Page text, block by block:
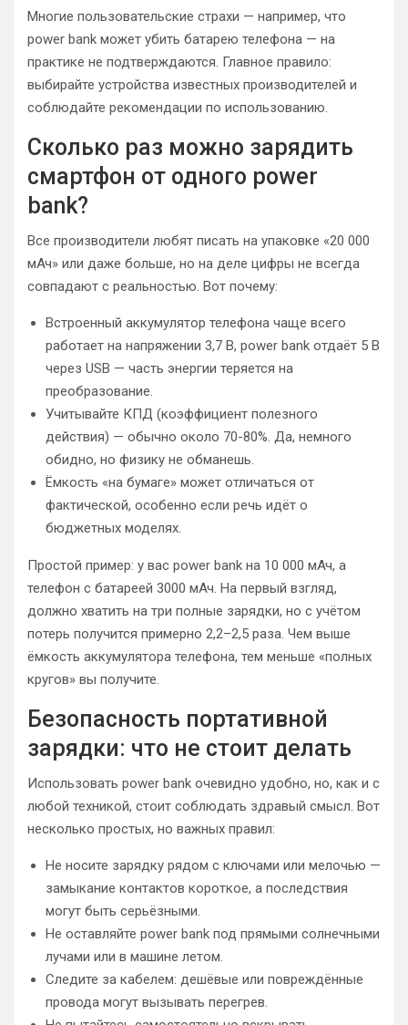
Многие пользовательские страхи — например, что
power bank может убить батарею телефона — на
практике не подтверждаются. Главное правило:
выбирайте устройства известных производителей и
соблюдайте рекомендации по использованию.
Сколько раз можно зарядить
смартфон от одного power
bank?
Все производители любят писать на упаковке «20 000
мАч» или даже больше, но на деле цифры не всегда
совпадают с реальностью. Вот почему:
Встроенный аккумулятор телефона чаще всего
работает на напряжении 3,7 В, power bank отдаёт 5 В
через USB — часть энергии теряется на
преобразование.
Учитывайте КПД (коэффициент полезного
действия) — обычно около 70-80%. Да, немного
обидно, но физику не обманешь.
Ёмкость «на бумаге» может отличаться от
фактической, особенно если речь идёт о
бюджетных моделях.
Простой пример: у вас power bank на 10 000 мАч, а
телефон с батареей 3000 мАч. На первый взгляд,
должно хватить на три полные зарядки, но с учётом
потерь получится примерно 2,2–2,5 раза. Чем выше
ёмкость аккумулятора телефона, тем меньше «полных
кругов» вы получите.
Безопасность портативной
зарядки: что не стоит делать
Использовать power bank очевидно удобно, но, как и с
любой техникой, стоит соблюдать здравый смысл. Вот
несколько простых, но важных правил:
Не носите зарядку рядом с ключами или мелочью —
замыкание контактов короткое, а последствия
могут быть серьёзными.
Не оставляйте power bank под прямыми солнечными
лучами или в машине летом.
Следите за кабелем: дешёвые или повреждённые
провода могут вызывать перегрев.